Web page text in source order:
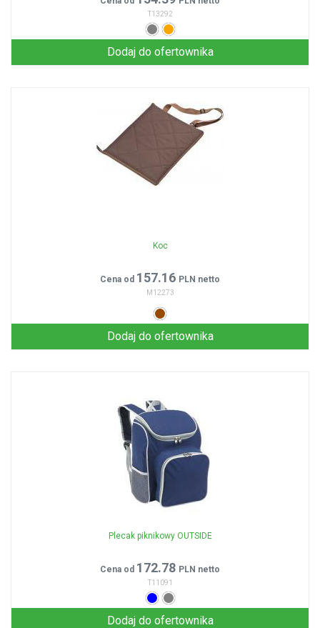
T13292
Dodaj do ofertownika
Koc
Cena od 157.16 PLN netto
M12273
Dodaj do ofertownika
Plecak piknikowy OUTSIDE
Cena od 172.78 PLN netto
T11091
Dodaj do ofertownika